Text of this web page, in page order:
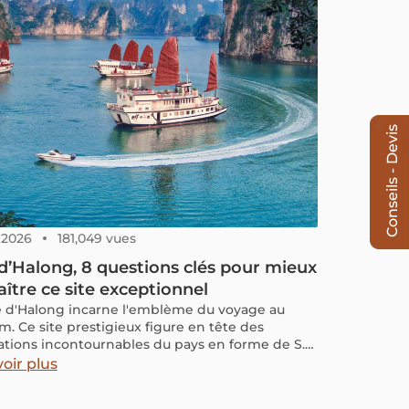
181,049 vues
8 questions clés pour mieux
ce site exceptionnel
d'Halong incarne l'emblème du voyage au
Ce site prestigieux figure en tête des
incontournables du pays en forme de S.
il existe des informations intéressantes à
plus
Conseils - Devis